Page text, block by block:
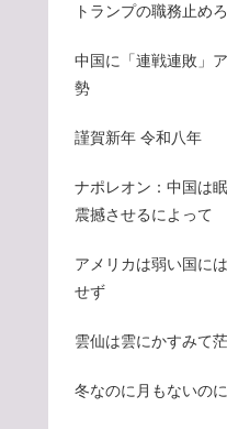
トランプの職務止め
中国に「連戦連敗」
勢
謹賀新年 令和八年
ナポレオン：中国は
震撼させるによって
アメリカは弱い国に
せず
雲仙は雲にかすみて
冬なのに月もないの